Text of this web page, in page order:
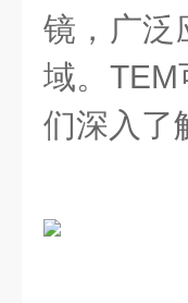
镜，广泛
域。 TEM
们深入了